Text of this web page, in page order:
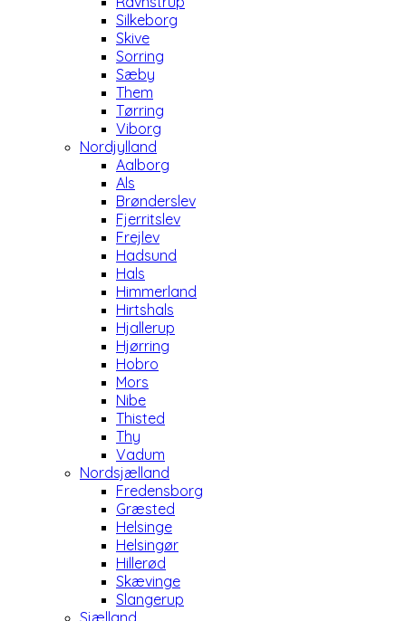
Silkeborg
Skive
Sorring
Sæby
Them
Tørring
Viborg
Nordjylland
Aalborg
Als
Brønderslev
Fjerritslev
Frejlev
Hadsund
Hals
Himmerland
Hirtshals
Hjallerup
Hjørring
Hobro
Mors
Nibe
Thisted
Thy
Vadum
Nordsjælland
Fredensborg
Græsted
Helsinge
Helsingør
Hillerød
Skævinge
Slangerup
Sjælland